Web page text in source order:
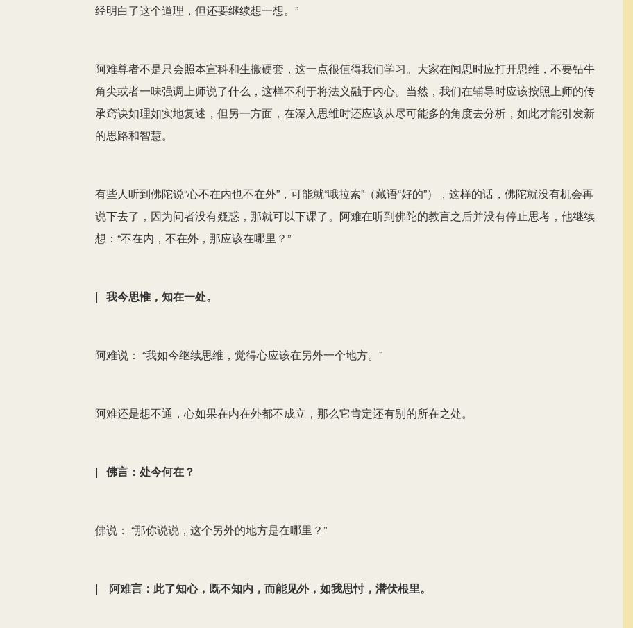
经明白了这个道理，但还要继续想一想。”
阿难尊者不是只会照本宣科和生搬硬套，这一点很值得我们学习。大家在闻思时应打开思维，不要钻牛
角尖或者一味强调上师说了什么，这样不利于将法义融于内心。当然，我们在辅导时应该按照上师的传
承窍诀如理如实地复述，但另一方面，在深入思维时还应该从尽可能多的角度去分析，如此才能引发新
的思路和智慧。
有些人听到佛陀说“心不在内也不在外”，可能就“哦拉索”（藏语“好的”），这样的话，佛陀就没有机会再
说下去了，因为问者没有疑惑，那就可以下课了。阿难在听到佛陀的教言之后并没有停止思考，他继续
想：“不在内，不在外，那应该在哪里？”
| 我今思惟，知在一处。
阿难说： “我如今继续思维，觉得心应该在另外一个地方。”
阿难还是想不通，心如果在内在外都不成立，那么它肯定还有别的所在之处。
| 佛言：处今何在？
佛说： “那你说说，这个另外的地方是在哪里？”
| 阿难言：此了知心，既不知内，而能见外，如我思忖，潜伏根里。